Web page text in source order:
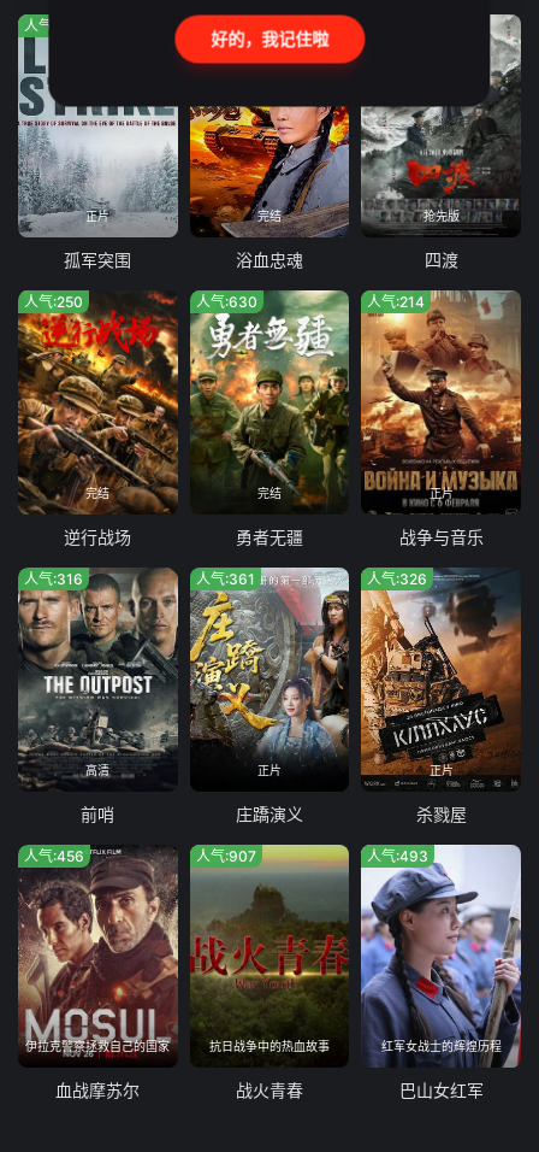
正片
人气:788
孤军突围
完结
人气:937
浴血忠魂
抢先版
四渡
完结
人气:250
逆行战场
完结
人气:630
勇者无疆
正片
人气:214
战争与音乐
高清
人气:316
前哨
正片
人气:361
庄蹻演义
正片
人气:326
杀戮屋
伊拉克警察拯救自己的国家
人气:456
血战摩苏尔
抗日战争中的热血故事
人气:907
战火青春
红军女战士的辉煌历程
人气:493
巴山女红军
好的，我记住啦